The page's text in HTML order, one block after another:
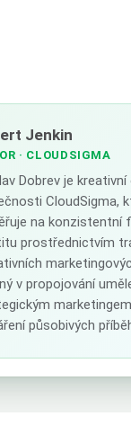
Jenkin
· CLOUDSIGMA
Dobrev je kreativní
CloudSigma,
na konzistentní
prostřednictvím
v propojování
působivých